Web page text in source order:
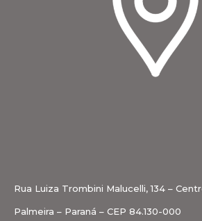
Rua Luiza Trombini Malucelli, 134 –
Palmeira – Paraná – CEP 84.130-000